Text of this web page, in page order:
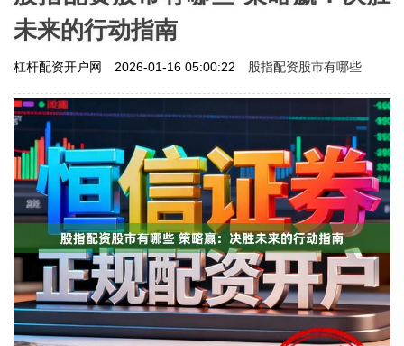
未来的行动指南
杠杆配资开户网 2026-01-16 05:00:22 股指配资股市有哪些